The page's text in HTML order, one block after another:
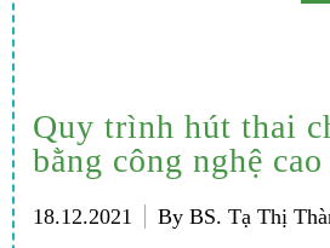
Quy trình hút thai
bằng công nghệ
18.12.2021
By BS. Tạ Thị